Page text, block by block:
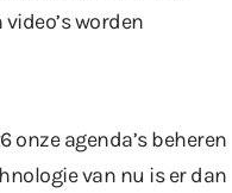
worden
agenda’s beheren
van nu is er dan